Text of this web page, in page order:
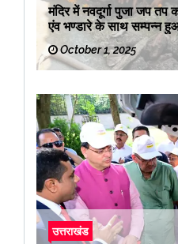
मंदिर में नवदूर्गा पुजा जप
एंव भण्डारे के साथ सम्पन्न
October 1, 2025
उत्तराखंड